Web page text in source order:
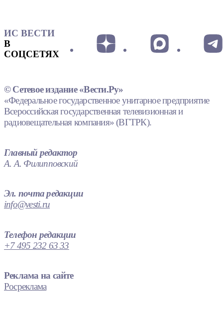
ИС ВЕСТИ
В
СОЦСЕТЯХ
© Сетевое издание «Вести.Ру»
«Федеральное государственное унитарное предприятие
Всероссийская государственная телевизионная и
радиовещательная компания» (ВГТРК).
Главный редактор
А. А. Филипповский
Эл. почта редакции
info@vesti.ru
Телефон редакции
+7 495 232 63 33
Реклама на сайте
Росреклама